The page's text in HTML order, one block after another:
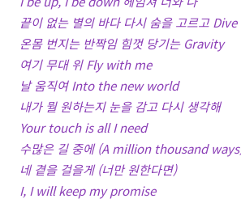
끝이 없는 별의 바다 다시 숨을 고르고 Dive
온몸 번지는 반짝임 힘껏 당기는 Gravity
여기 무대 위 Fly with me
날 움직여 Into the new world
내가 뭘 원하는지 눈을 감고 다시 생각해
Your touch is all I need
수많은 길 중에 (A million thousand
네 곁을 걸을게 (너만 원한다면)
I, I will keep my promise